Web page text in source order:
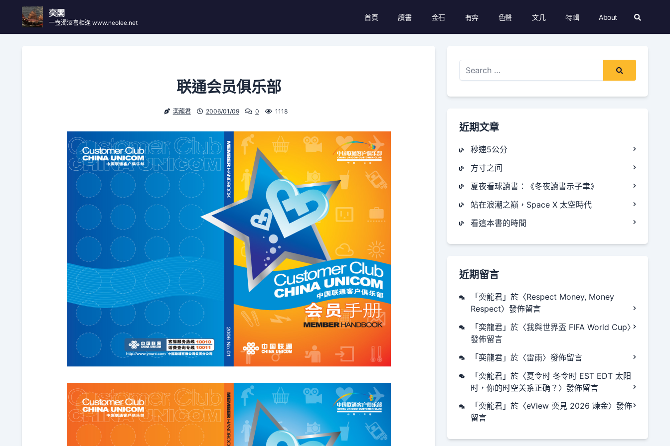
content
奕閣
一壺濁酒喜相逢 www.neolee.net
首頁 讀書 金石 有弈 色聲 文几 特輯
About
联通会员俱乐部
奕龍君 2006/01/09 0 1118
Search
for:
近期文章
秒速5公分
方寸之间
夏夜看球讀書：《冬夜讀書示子聿》
站在浪潮之巔，Space X 太空時代
看這本書的時間
近期留言
「奕龍君」於〈Respect Money, Money
Respect〉發佈留言
「奕龍君」於〈我與世界盃 FIFA World Cup〉
發佈留言
「奕龍君」於〈雷雨〉發佈留言
「奕龍君」於〈夏令时 冬令时 EST EDT 太阳
时，你的时空关系正确？ 〉發佈留言
「奕龍君」於〈eView 奕見 2026 煉金〉發佈
留言